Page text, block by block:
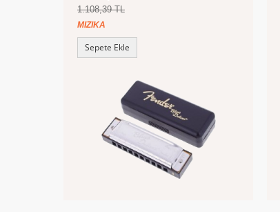
1.108,39 TL
MIZIKA
Sepete Ekle